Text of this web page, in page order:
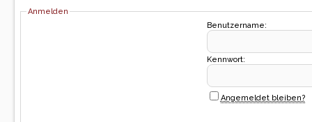
Anmelden
Benutzername:
Kennwort:
Angemeldet bleiben?